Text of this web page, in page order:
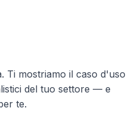
Ti mostriamo il caso d'uso
del tuo settore — e
te.